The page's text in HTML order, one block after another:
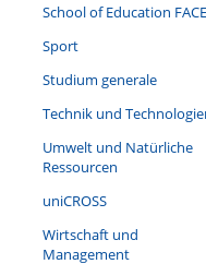
School of Education FACE
Sport
Studium generale
Technik und
Umwelt und Natürliche
Ressourcen
uniCROSS
Wirtschaft und
Management